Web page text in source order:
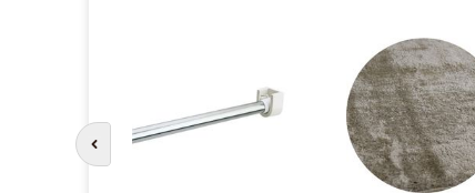
前のスライドへ